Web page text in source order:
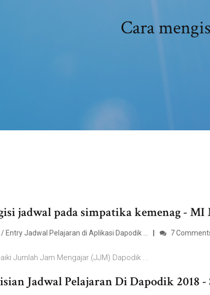
Cara
jadwal pada simpatika kemenag - MI
Entry Jadwal Pelajaran di Aplikasi Dapodik ... 7
Jumlah Jam Mengajar (JJM) Dapodik ...
Jadwal Pelajaran Di Dapodik 2018